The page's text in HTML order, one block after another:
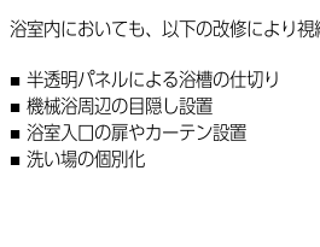
浴室内においても、以下の改修により視
半透明パネルによる浴槽の仕切り
機械浴周辺の目隠し設置
浴室入口の扉やカーテン設置
洗い場の個別化